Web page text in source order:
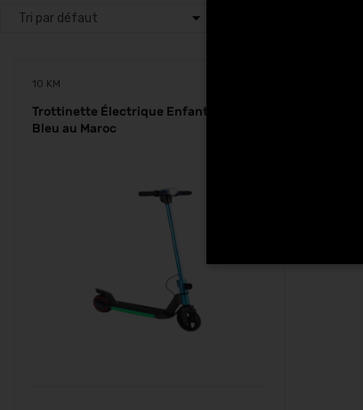
10 KM
Trottinette Électrique Enfant Rock-i K1
Bleu au Maroc